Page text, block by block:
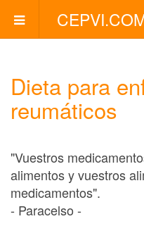
Dieta para
reumáticos
"Vuestros
alimentos y vuestros
medicamentos".
- Paracelso -